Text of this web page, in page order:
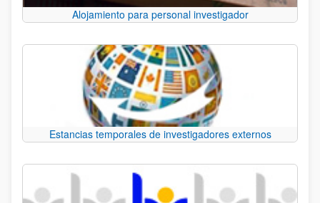
Alojamiento para personal investigador
Estancias temporales de investigadores externos